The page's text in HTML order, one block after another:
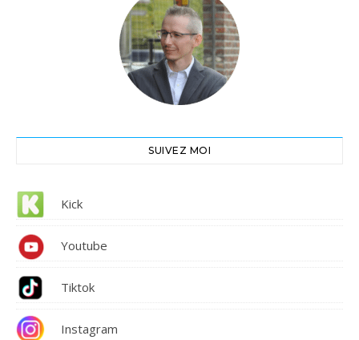
SUIVEZ MOI
Kick
Youtube
Tiktok
Instagram